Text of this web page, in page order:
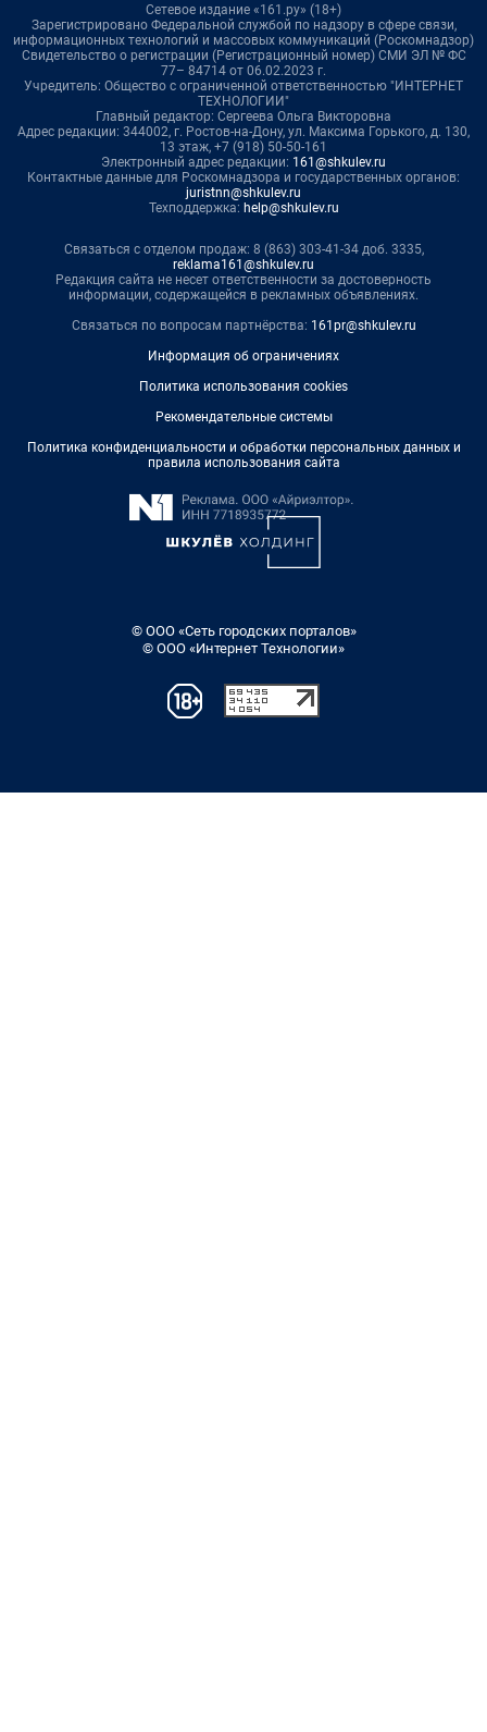
Сетевое издание «161.ру» (18+)
Зарегистрировано Федеральной службой по надзору в сфере связи,
информационных технологий и массовых коммуникаций (Роскомнадзор)
Свидетельство о регистрации (Регистрационный номер) СМИ ЭЛ № ФС
77– 84714 от 06.02.2023 г.
Учредитель: Общество с ограниченной ответственностью "ИНТЕРНЕТ
ТЕХНОЛОГИИ"
Главный редактор: Сергеева Ольга Викторовна
Адрес редакции: 344002, г. Ростов-на-Дону, ул. Максима Горького, д. 130,
13 этаж, +7 (918) 50-50-161
Электронный адрес редакции: 161@shkulev.ru
Контактные данные для Роскомнадзора и государственных органов:
juristnn@shkulev.ru
Техподдержка: help@shkulev.ru
Связаться с отделом продаж: 8 (863) 303-41-34 доб. 3335,
reklama161@shkulev.ru
Редакция сайта не несет ответственности за достоверность
информации, содержащейся в рекламных объявлениях.
Связаться по вопросам партнёрства: 161pr@shkulev.ru
Информация об ограничениях
Политика использования cookies
Рекомендательные системы
Политика конфиденциальности и обработки персональных данных и
правила использования сайта
© ООО «Сеть городских порталов»
© ООО «Интернет Технологии»